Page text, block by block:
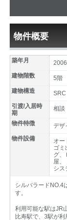
物件概要
築年月
建物階数
5階
建物構造
SRC
引渡/入居時
期
相談
物件特徴
デザ
物件設備
オー
ゴミ
グ、
屋、
シス
シルバラードNO.4
す。
利用可能な駅はJR
比寿駅で、3駅が利